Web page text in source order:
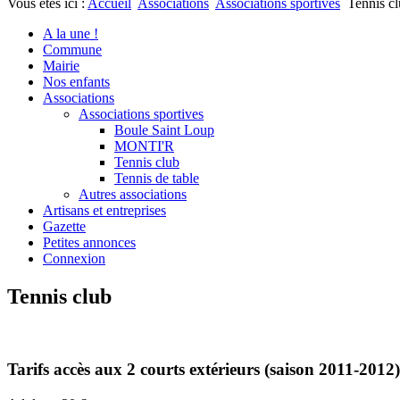
Vous êtes ici : Accueil Associations Associations sportives Tennis
A la une !
Commune
Mairie
Nos enfants
Associations
Associations sportives
Boule Saint Loup
MONTI'R
Tennis club
Tennis de table
Autres associations
Artisans et entreprises
Gazette
Petites annonces
Connexion
Tennis club
Tarifs accès aux 2 courts extérieurs (saison 2011-2012)